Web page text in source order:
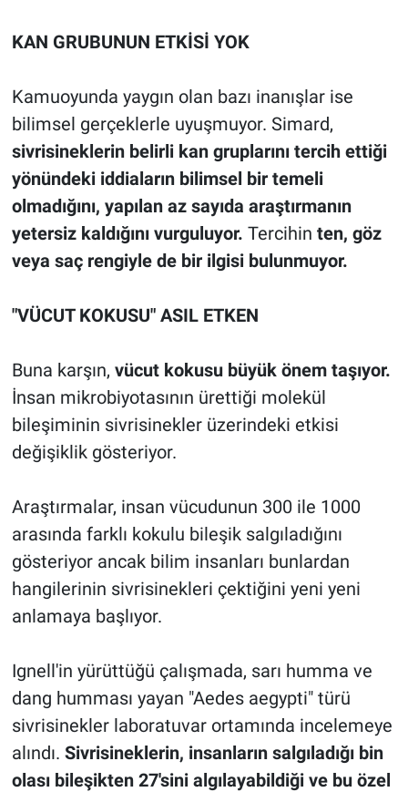
KAN GRUBUNUN ETKİSİ YOK
Kamuoyunda yaygın olan bazı inanışlar ise
bilimsel gerçeklerle uyuşmuyor. Simard,
sivrisineklerin belirli kan gruplarını tercih ettiği
yönündeki iddiaların bilimsel bir temeli
olmadığını, yapılan az sayıda araştırmanın
yetersiz kaldığını vurguluyor. Tercihin ten, göz
veya saç rengiyle de bir ilgisi bulunmuyor.
"VÜCUT KOKUSU" ASIL ETKEN
Buna karşın, vücut kokusu büyük önem taşıyor.
İnsan mikrobiyotasının ürettiği molekül
bileşiminin sivrisinekler üzerindeki etkisi
değişiklik gösteriyor.
Araştırmalar, insan vücudunun 300 ile 1000
arasında farklı kokulu bileşik salgıladığını
gösteriyor ancak bilim insanları bunlardan
hangilerinin sivrisinekleri çektiğini yeni yeni
anlamaya başlıyor.
Ignell'in yürüttüğü çalışmada, sarı humma ve
dang humması yayan "Aedes aegypti" türü
sivrisinekler laboratuvar ortamında incelemeye
alındı. Sivrisineklerin, insanların salgıladığı bin
olası bileşikten 27'sini algılayabildiği ve bu özel